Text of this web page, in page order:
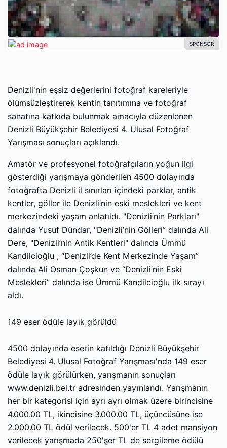
Denizli'nin eşsiz değerlerini fotoğraf kareleriyle
ölümsüzleştirerek kentin tanıtımına ve fotoğraf
sanatına katkıda bulunmak amacıyla düzenlenen
Denizli Büyükşehir Belediyesi 4. Ulusal Fotoğraf
Yarışması sonuçları açıklandı.
Amatör ve profesyonel fotoğrafçıların yoğun ilgi
gösterdiği yarışmaya gönderilen 4500 dolayında
fotoğrafta Denizli il sınırları içindeki parklar, antik
kentler, göller ile Denizli’nin eski meslekleri ve kent
merkezindeki yaşam anlatıldı. "Denizli’nin Parkları"
dalında Yusuf Dündar, "Denizli’nin Gölleri” dalında Ali
Dere, "Denizli’nin Antik Kentleri" dalında Ümmü
Kandilcioğlu , “Denizli’de Kent Merkezinde Yaşam”
dalında Ali Osman Çoşkun ve “Denizli’nin Eski
Meslekleri” dalında ise Ümmü Kandilcioğlu ilk sırayı
aldı.
149 eser ödüle layık görüldü
4500 dolayında eserin katıldığı Denizli Büyükşehir
Belediyesi 4. Ulusal Fotoğraf Yarışması'nda 149 eser
ödüle layık görülürken, yarışmanın sonuçları
www.denizli.bel.tr adresinden yayınlandı. Yarışmanın
her bir kategorisi için ayrı ayrı olmak üzere birincisine
4.000.00 TL, ikincisine 3.000.00 TL, üçüncüsüne ise
2.000.00 TL ödül verilecek. 500'er TL 4 adet mansiyon
verilecek yarışmada 250'şer TL de sergileme ödülü